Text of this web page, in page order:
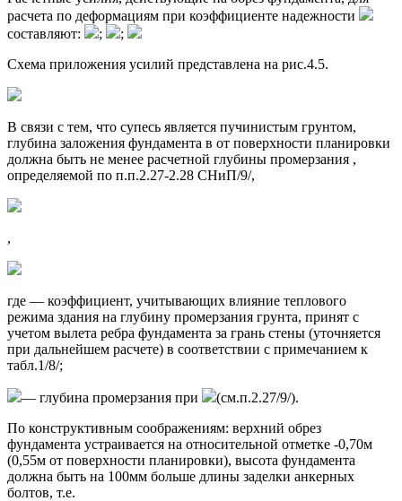
расчета по деформациям при коэффициенте надежности
составляют:
;
;
Схема приложения усилий представлена на рис.4.5.
В связи с тем, что супесь является пучинистым грунтом,
глубина заложения фундамента в от поверхности планировки
должна быть не менее расчетной глубины промерзания ,
определяемой по п.п.2.27-2.28 СНиП/9/,
,
где — коэффициент, учитывающих влияние теплового
режима здания на глубину промерзания грунта, принят с
учетом вылета ребра фундамента за грань стены (уточняется
при дальнейшем расчете) в соответствии с примечанием к
табл.1/8/;
— глубина промерзания при
(см.п.2.27/9/).
По конструктивным соображениям: верхний обрез
фундамента устраивается на относительной отметке -0,70м
(0,55м от поверхности планировки), высота фундамента
должна быть на 100мм больше длины заделки анкерных
болтов, т.е.